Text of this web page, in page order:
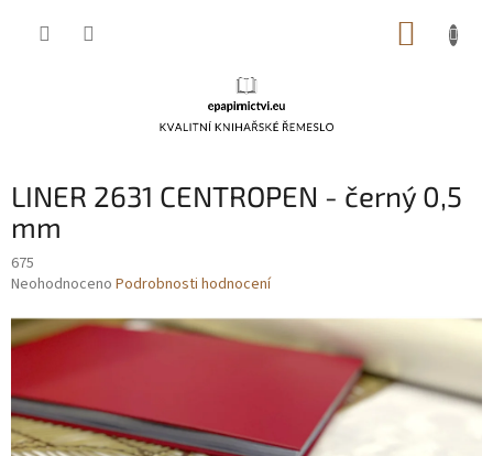
LINER 2631 CENTROPEN - černý 0,5
mm
675
Průměrné
produktu
je
5
hvězdiček.
Neohodnoceno Podrobnosti hodnocení